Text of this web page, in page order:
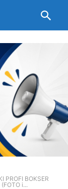
PROFI BOKSER
(FOTO i...